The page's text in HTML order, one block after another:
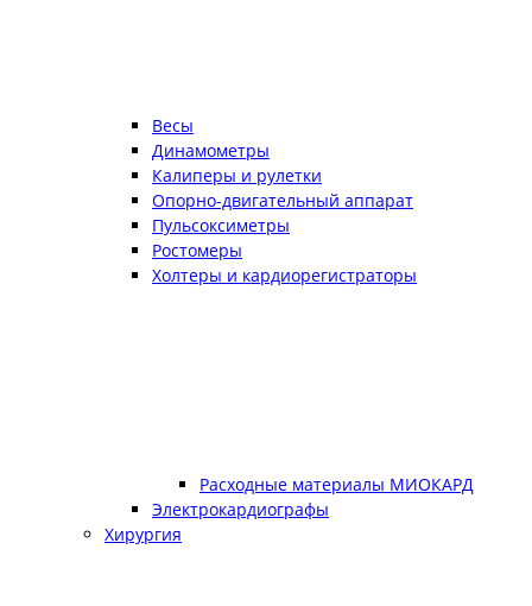
Весы
Динамометры
Калиперы и рулетки
Опорно-двигательный аппарат
Пульсоксиметры
Ростомеры
Холтеры и кардиорегистраторы
Расходные материалы МИОКАРД
Электрокардиографы
Хирургия